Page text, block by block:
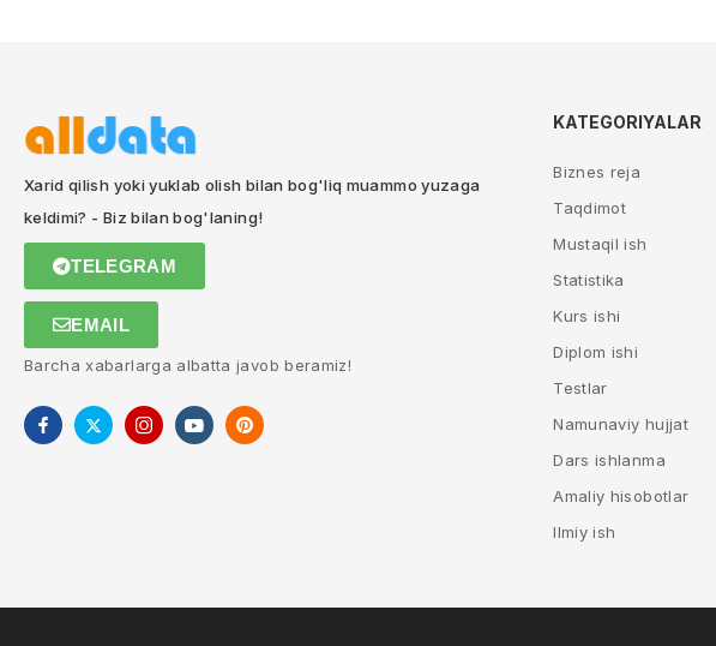
Xarid qilish yoki yuklab olish bilan bog'liq muammo yuzaga
keldimi? - Biz bilan bog'laning!
TELEGRAM
EMAIL
Barcha xabarlarga albatta javob beramiz!
KATEGORIYALAR
Biznes reja
Taqdimot
Mustaqil ish
Statistika
Kurs ishi
Diplom ishi
Testlar
Namunaviy hujjat
Dars ishlanma
Amaliy hisobotlar
Ilmiy ish